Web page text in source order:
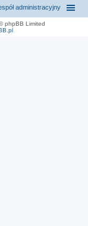
administracyjny
phpBB Limited